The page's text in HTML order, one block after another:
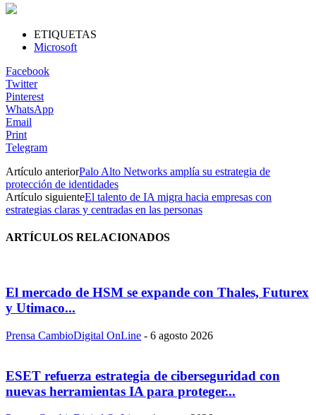
ETIQUETAS
Microsoft
Facebook
Twitter
Pinterest
WhatsApp
Email
Print
Telegram
Artículo anteriorPalo Alto Networks amplía su estrategia de
protección de identidades
Artículo siguienteEl talento de IA migra hacia empresas con
estrategias claras y centradas en las personas
ARTÍCULOS RELACIONADOS
El mercado de HSM se expande con Thales, Futurex
y Utimaco...
Prensa CambioDigital OnLine - 6 agosto 2026
ESET refuerza estrategia de ciberseguridad con
nuevas herramientas IA para proteger...